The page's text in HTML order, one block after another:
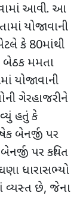
આવી. આ
યોજાવાની
કે 80માંથી
બેઠક મમતા
યોજાવાની
ગેરહાજરીને
હતું કે
બેનર્જી પર
પર કથિત
ધારાસભ્યો
વ્યસ્ત છે, જેના